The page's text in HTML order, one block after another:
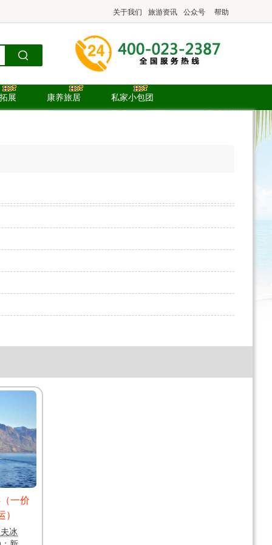
关于我们 旅游资讯 公众号 帮助
展 康养旅居 私家小包团
（一价
冰